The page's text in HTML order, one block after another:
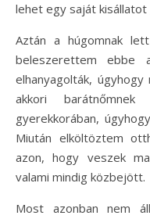
lehet egy saját kisállatot
Aztán a húgomnak
beleszerettem ebbe
elhanyagolták,
akkori
gyerekkorában,
Miután elköltöztem
azon, hogy veszek
valami mindig közbejött.
Most azonban nem